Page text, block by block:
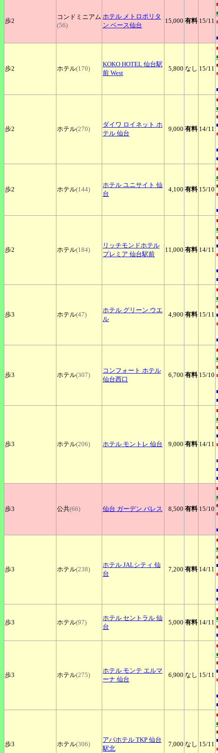
歩2
コンドミニアム
(56)
ホテル メトロポリタ
ン ベース仙台
15,000 有料 15/11
歩2 ホテル(170)
KOKO HOTEL 仙台駅
前 West
5,800 なし 15/11
歩2 ホテル(270)
ダイワ ロイネット ホ
テル 仙台
9,000 有料 14/11
歩2 ホテル(144)
ホテル ユニサイト 仙
台
4,100 有料 15/10
歩2 ホテル(184)
リッチモンドホテル
プレミア 仙台駅前
11,000 有料 14/11
歩3 ホテル(47)
ホテル グリーン ウエ
ル
4,900 有料 15/11
歩3 ホテル(307)
コンフォート ホテル
仙台西口
6,700 有料 15/10
歩3 ホテル(206) ホテル モントレ 仙台 9,000 有料 14/11
歩3 公共(66) 仙台 ガーデン パレス 8,500 有料 15/10
歩3 ホテル(238)
ホテル JALシティ 仙
台
7,200 有料 14/11
歩3 ホテル(97)
ホテル セントラル 仙
台
5,000 有料 14/11
歩3 ホテル(275)
ホテル モンテ エルマ
ーナ 仙台
6,900 なし 15/11
歩3 ホテル(306)
アパホテル TKP 仙台
駅北
7,000 なし 15/11